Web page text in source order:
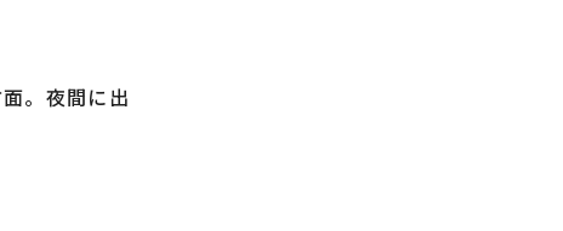
。夜間に出